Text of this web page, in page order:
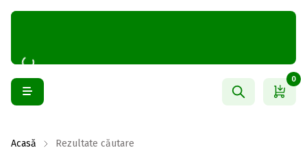
0
Acasă Rezultate căutare